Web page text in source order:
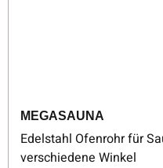
MEGASAUNA
Edelstahl Ofenrohr für
verschiedene Winkel